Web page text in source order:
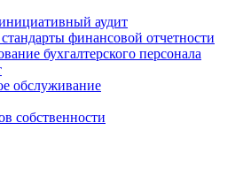
аудит
финансовой отчетности
бухгалтерского персонала
обслуживание
собственности